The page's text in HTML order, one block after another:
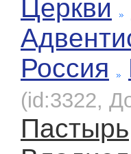
Церкви
Россия
(id:3322,
Пастырь